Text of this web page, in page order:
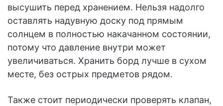
высушить перед хранением. Нельзя надолго
оставлять надувную доску под прямым
солнцем в полностью накачанном состоянии,
потому что давление внутри может
увеличиваться. Хранить борд лучше в сухом
месте, без острых предметов рядом.
Также стоит периодически проверять клапан,